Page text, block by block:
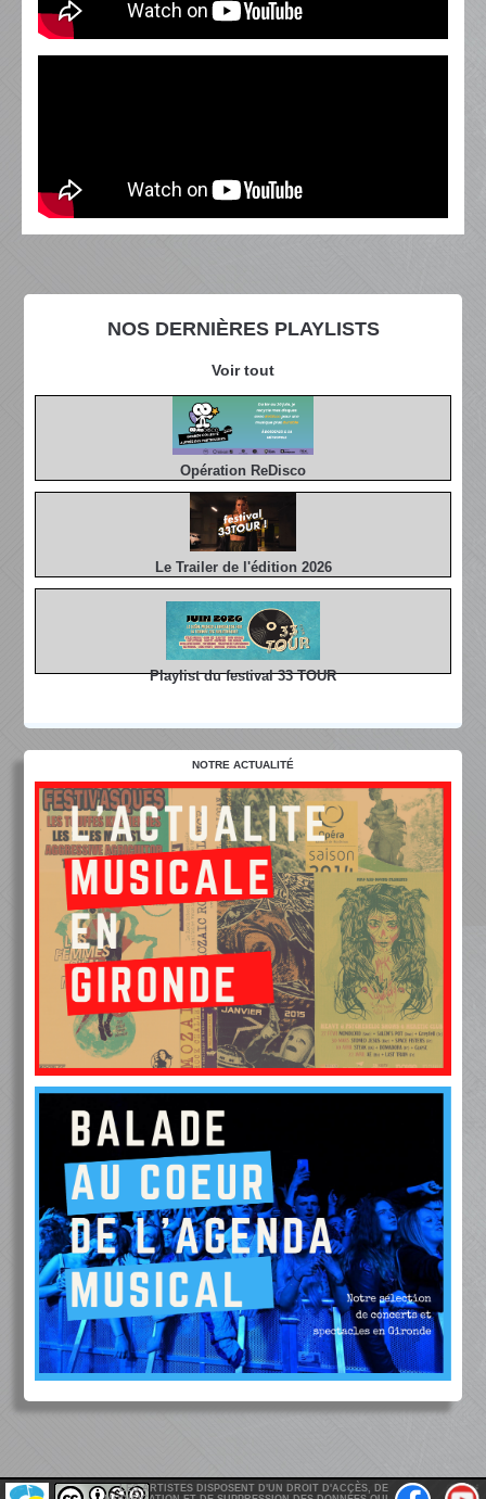
NOS DERNIÈRES PLAYLISTS
Voir tout
Opération ReDisco
Le Trailer de l'édition 2026
Playlist du festival 33 TOUR
NOTRE ACTUALITÉ
LES ARTISTES DISPOSENT D'UN DROIT D'ACCÈS, DE